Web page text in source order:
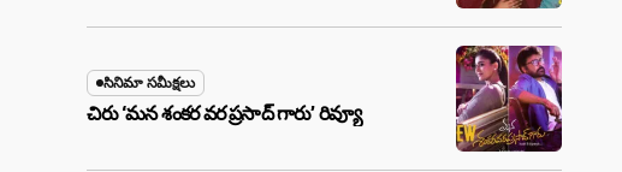
సినిమా సమీక్షలు
చిరు ‘మ‌న శంక‌ర వ‌ర ప్ర‌సాద్ గారు’ రివ్యూ